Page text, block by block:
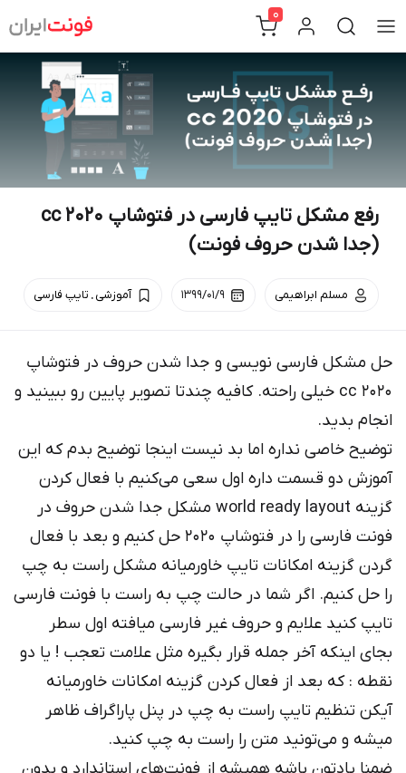
to
content
0
رفع مشکل تایپ فارسی در فتوشاپ cc 2020
(جدا شدن حروف فونت)
مسلم ابراهیمی ۱۳۹۹/۰۱/۹ آموزشی. تایپ فارسی
حل مشکل فارسی نویسی و جدا شدن حروف در فتوشاپ
۲۰۲۰ cc خیلی راحته. کافیه چندتا تصویر پایین رو ببینید و
انجام بدید.
توضیح خاصی نداره اما بد نیست اینجا توضیح بدم که این
آموزش دو قسمت داره اول سعی می‌کنیم با فعال کردن
گزینه world ready layout مشکل جدا شدن حروف در
فونت فارسی را در فتوشاپ ۲۰۲۰ حل کنیم و بعد با فعال
گردن گزینه امکانات تایپ خاورمیانه مشکل راست به چپ
را حل کنیم. اگر شما در حالت چپ به راست با فونت فارسی
تایپ کنید علایم و حروف غیر فارسی میافته اول سطر
بجای اینکه آخر جمله قرار بگیره مثل علامت تعجب ! یا دو
نقطه : که بعد از فعال کردن گزینه امکانات خاورمیانه
آیکن تنظیم تایپ راست به چپ در پنل پاراگراف ظاهر
میشه و می‌تونید متن را راست به چپ کنید.